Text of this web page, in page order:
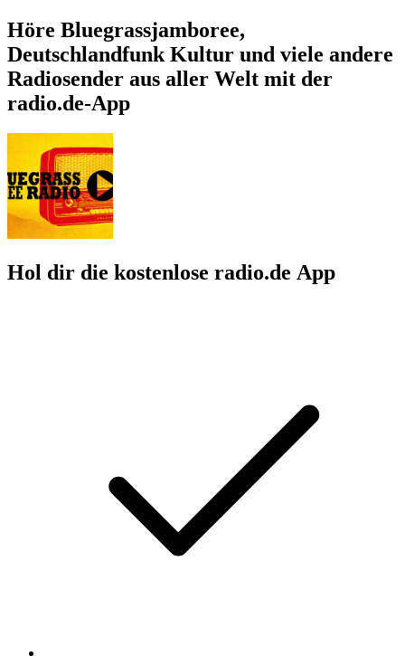
Höre Bluegrassjamboree,
Deutschlandfunk Kultur und viele andere
Radiosender aus aller Welt mit der
radio.de-App
Hol dir die kostenlose radio.de App